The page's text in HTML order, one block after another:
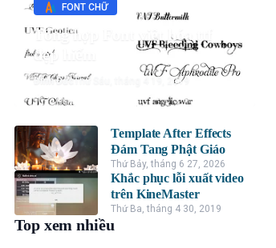
FONT CHỮ
Tổng hợp Font việt hóa ttf
đẹp hiếm
Đình ĐứcThứ Sáu, tháng 4 19, 2019
Template After Effects
Đám Tang Phật Giáo
Thứ Bảy, tháng 6 27, 2026
Khắc phục lỗi xuất video
trên KineMaster
Thứ Ba, tháng 4 30, 2019
Top xem nhiều